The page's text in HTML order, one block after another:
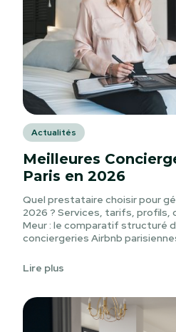
Actualités
Meilleures
Paris en 2026
Quel prestataire choisir pour
2026 ? Services, tarifs, profils,
Meur : le comparatif structuré
conciergeries Airbnb
Lire plus